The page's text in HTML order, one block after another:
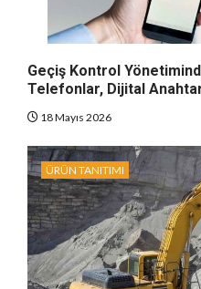
Geçiş Kontrol
Telefonlar, Dijital
18 Mayıs 2026
ÜRÜN TANITIMI